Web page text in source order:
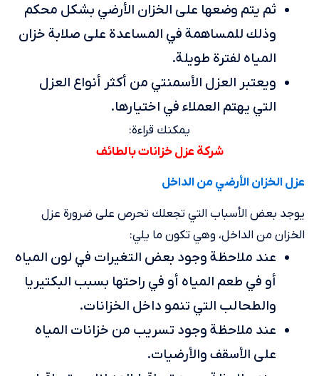
ثم يتم وضعها على الخزان الأرضي بشكل محكم
وذلك للمساهمة في المساعدة على صلابة خزان
المياه لفترة طويلة.
ويعتبر العزل الأسمنتي من أكثر أنواع العزل
التي يهتم العملاء في اختيارها.
يمكنك قراءة:
شركة عزل خزانات بالطائف
عزل الخزان الأرضي من الداخل
يوجد بعض الأسباب التي تجعلك تحرص على ضرورة عزل
الخزان من الداخل، وهي تكون ما يلي:
عند ملاحظة وجود بعض التغيرات في لون المياه
أو في طعم المياه أو في راحتها بسبب البكتيريا
والطحالب التي تنمو داخل الخزانات.
عند ملاحظة وجود تسريب من خزانات المياه
على الأسقف والأرضيات.